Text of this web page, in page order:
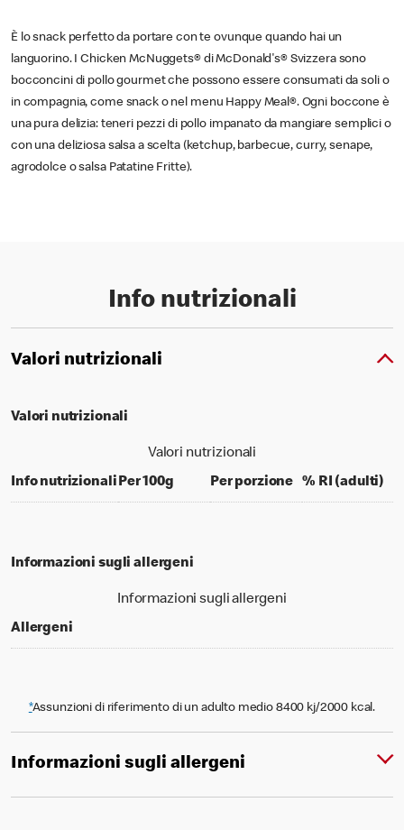
È lo snack perfetto da portare con te ovunque quando hai un
languorino. I Chicken McNuggets® di McDonald's® Svizzera sono
bocconcini di pollo gourmet che possono essere consumati da soli o
in compagnia, come snack o nel menu Happy Meal®. Ogni boccone è
una pura delizia: teneri pezzi di pollo impanato da mangiare semplici o
con una deliziosa salsa a scelta (ketchup, barbecue, curry, senape,
agrodolce o salsa Patatine Fritte).
Info nutrizionali
Valori nutrizionali
Valori nutrizionali
Valori nutrizionali
Info nutrizionaliPer 100gper 100 grams
Per porzioneper portion
% RI (adulti)
Informazioni sugli allergeni
Informazioni sugli allergeni
Allergeni
*Assunzioni di riferimento di un adulto medio 8400 kj/2000 kcal.
Informazioni sugli allergeni